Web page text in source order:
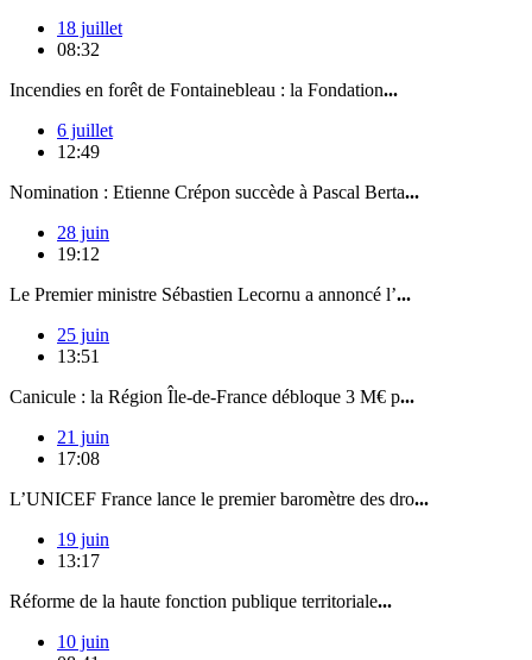
18 juillet
08:32
Incendies en forêt de Fontainebleau : la Fondation...
6 juillet
12:49
Nomination : Etienne Crépon succède à Pascal Berta...
28 juin
19:12
Le Premier ministre Sébastien Lecornu a annoncé l’...
25 juin
13:51
Canicule : la Région Île-de-France débloque 3 M€ p...
21 juin
17:08
L’UNICEF France lance le premier baromètre des dro...
19 juin
13:17
Réforme de la haute fonction publique territoriale...
10 juin